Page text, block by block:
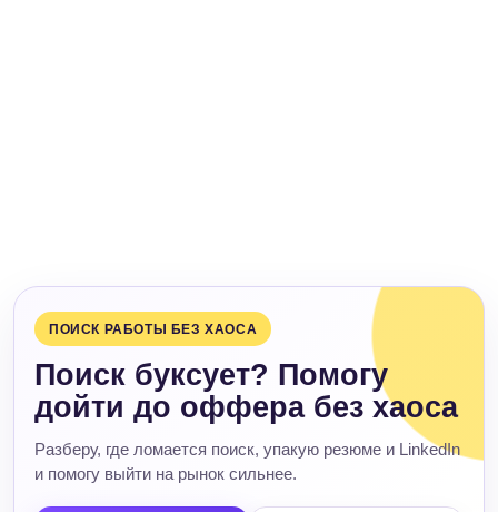
ПОИСК РАБОТЫ БЕЗ ХАОСА
Поиск буксует? Помогу
дойти до оффера без хаоса
Разберу, где ломается поиск, упакую резюме и LinkedIn
и помогу выйти на рынок сильнее.